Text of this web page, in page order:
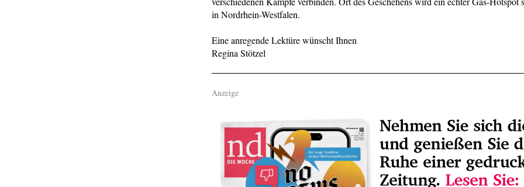
in Nordrhein-Westfalen.
Eine anregende Lektüre wünscht Ihnen
Regina Stötzel
Anzeige